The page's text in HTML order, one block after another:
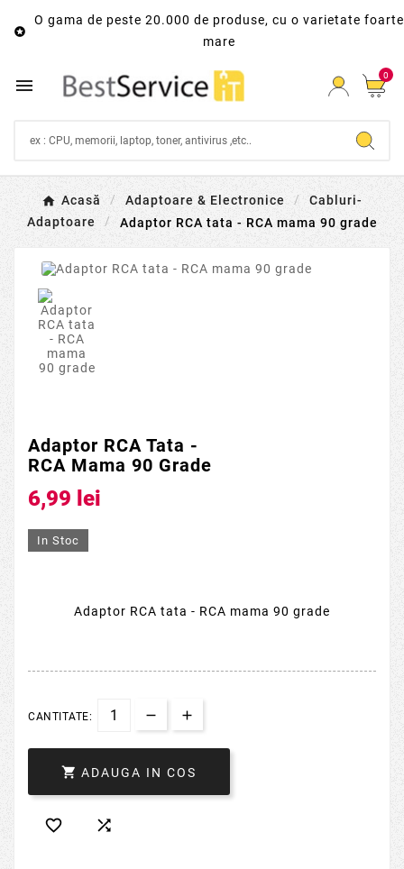

O gama de peste 20.000 de produse, cu o varietate foarte
mare
 0
Acasă Adaptoare & Electronice
Cabluri-
Adaptoare
Adaptor RCA tata - RCA mama 90 grade
Adaptor RCA Tata -
RCA Mama 90 Grade
6,99 lei
In Stoc
Adaptor RCA tata - RCA mama 90 grade
CANTITATE:
 ADAUGA IN COS
 